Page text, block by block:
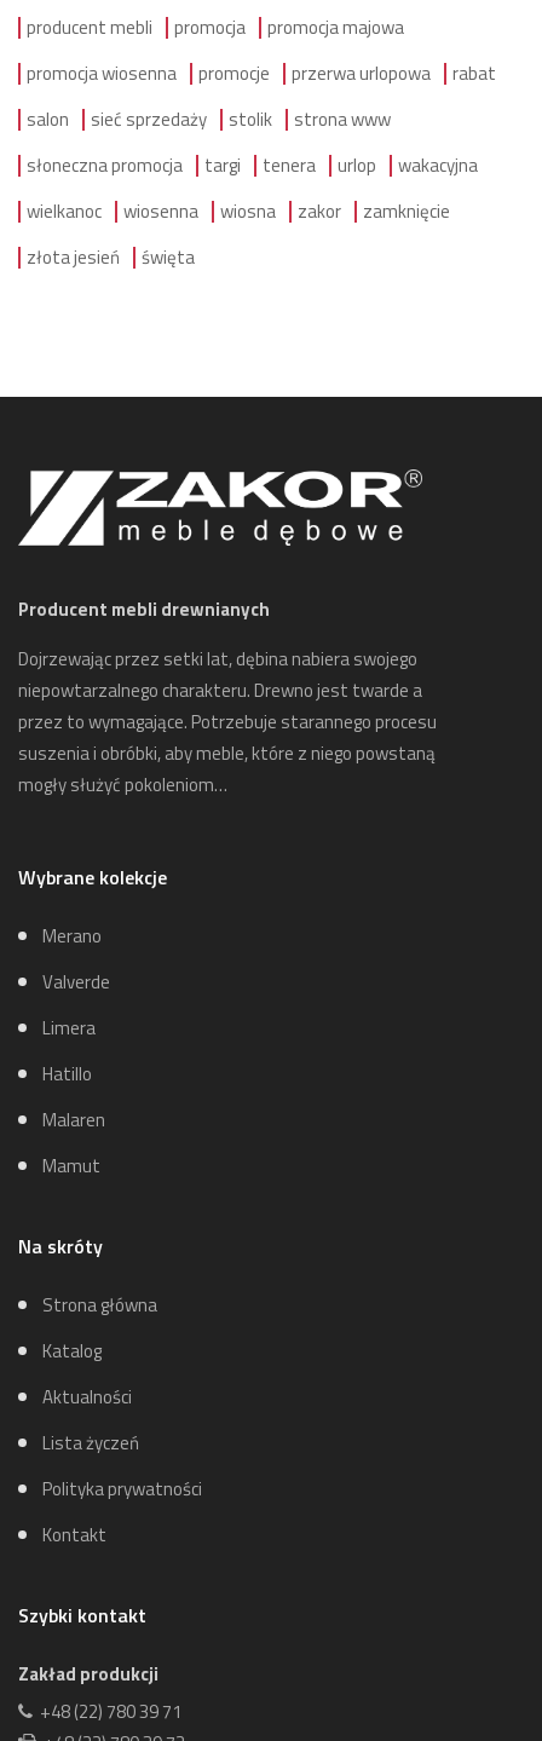
producent mebli
promocja
promocja majowa
promocja wiosenna
promocje przerwa urlopowa
rabat
salon
sieć sprzedaży stolik
strona www
słoneczna promocja
targi tenera urlop
wakacyjna
wielkanoc
wiosenna wiosna zakor
zamknięcie
złota jesień
święta
Producent mebli drewnianych
Dojrzewając przez setki lat, dębina nabiera swojego
niepowtarzalnego charakteru. Drewno jest twarde a
przez to wymagające. Potrzebuje starannego procesu
suszenia i obróbki, aby meble, które z niego powstaną
mogły służyć pokoleniom…
Wybrane kolekcje
Merano
Valverde
Limera
Hatillo
Malaren
Mamut
Na skróty
Strona główna
Katalog
Aktualności
Lista życzeń
Polityka prywatności
Kontakt
Szybki kontakt
Zakład produkcji
+48 (22) 780 39 71